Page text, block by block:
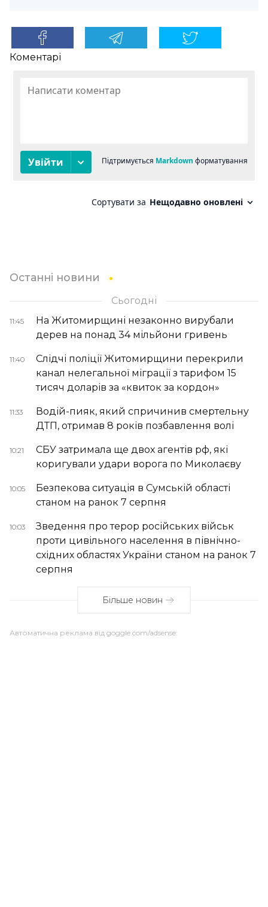
Коментарі
Останні новини
Сьогодні
11:45
На Житомирщині незаконно вирубали
дерев на понад 34 мільйони гривень
11:40
Слідчі поліції Житомирщини перекрили
канал нелегальної міграції з тарифом 15
тисяч доларів за «квиток за кордон»
11:33
Водій-пияк, який спричинив смертельну
ДТП, отримав 8 років позбавлення волі
10:21
СБУ затримала ще двох агентів рф, які
коригували удари ворога по Миколаєву
10:05
Безпекова ситуація в Сумській області
станом на ранок 7 серпня
10:03
Зведення про терор російських військ
проти цивільного населення в північно-
східних областях України станом на ранок 7
серпня
Більше новин
Автоматична реклама від goggle.com/adsense: